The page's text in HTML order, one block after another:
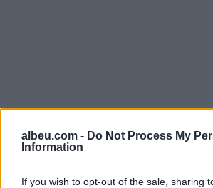
albeu.com - Do Not Process My
Information
If you wish to opt-out of the sale, sharing
Tags:
energji e riperteritshme ,